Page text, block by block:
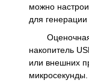
можно
для генерации
накопитель
или внешних
микросекунды.